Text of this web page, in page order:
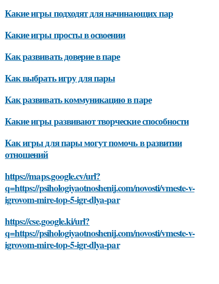
Какие игры подходят для начинающих пар
Какие игры просты в освоении
Как развивать доверие в паре
Как выбрать игру для пары
Как развивать коммуникацию в паре
Какие игры развивают творческие способности
Как игры для пары могут помочь в развитии
отношений
https://maps.google.cv/url?
q=https://psihologiyaotnoshenij.com/novosti/vmeste-v-
igrovom-mire-top-5-igr-dlya-par
https://cse.google.ki/url?
q=https://psihologiyaotnoshenij.com/novosti/vmeste-v-
igrovom-mire-top-5-igr-dlya-par